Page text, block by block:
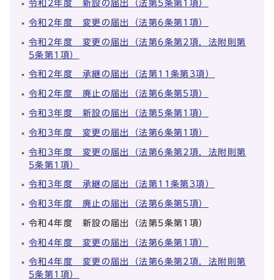
令和2年度 新設の届出（法第5条第1項）
令和2年度 変更の届出（法第6条第1項）
令和2年度 変更の届出（法第6条第2項，法附則第
5条第1項）
令和2年度 承継の届出（法第11条第3項）
令和2年度 廃止の届出（法第6条第5項）
令和3年度 新設の届出（法第5条第1項）
令和3年度 変更の届出（法第6条第1項）
令和3年度 変更の届出（法第6条第2項，法附則第
5条第1項）
令和3年度 承継の届出（法第11条第3項）
令和3年度 廃止の届出（法第6条第5項）
令和4年度 新設の届出（法第5条第1項）
令和4年度 変更の届出（法第6条第1項）
令和4年度 変更の届出（法第6条第2項，法附則第
5条第1項）